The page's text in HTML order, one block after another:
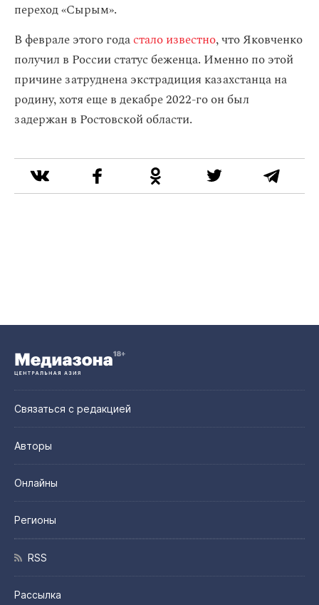
переход «Сырым».
В феврале этого годастало известно, что Яковченко
получил в России статус беженца. Именно по этой
причине затруднена экстрадиция казахстанца на
родину, хотя еще в декабре 2022-го он был
задержан в Ростовской области.
Связаться с редакцией
Авторы
Онлайны
Регионы
RSS
Рассылка